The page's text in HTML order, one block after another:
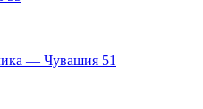
— Чувашия 51